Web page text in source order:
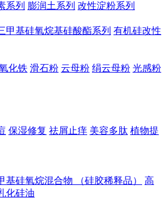
系列 膨润土系列 改性淀粉系列
甲基硅氧烷基硅酸酯系列 有机硅改性
化铁 滑石粉 云母粉 绢云母粉 光感粉
保湿修复 祛屑止痒 美容多肽 植物提
基硅氧烷混合物 （硅胶稀释品）
高
化硅油